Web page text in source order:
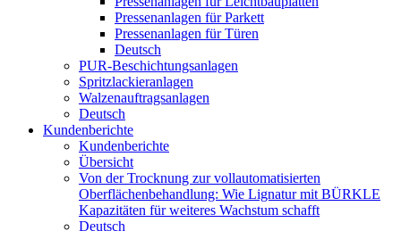
Pressenanlagen für Parkett
Pressenanlagen für Türen
Deutsch
PUR-Beschichtungsanlagen
Spritzlackieranlagen
Walzenauftragsanlagen
Deutsch
Kundenberichte
Kundenberichte
Übersicht
Von der Trocknung zur vollautomatisierten
Oberflächenbehandlung: Wie Lignatur mit BÜRKLE
Kapazitäten für weiteres Wachstum schafft
Deutsch